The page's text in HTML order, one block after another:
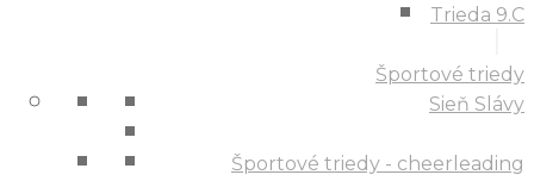
Trieda 9.C
Športové triedy
Sieň Slávy
Športové triedy - cheerleading